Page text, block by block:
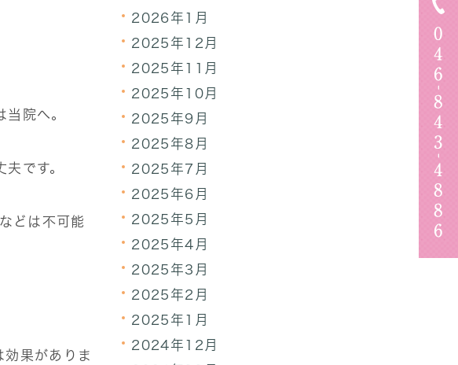
院へ。
です。
どは不可能
果がありま
2026年1月
2025年12月
2025年11月
2025年10月
2025年9月
2025年8月
2025年7月
2025年6月
2025年5月
2025年4月
2025年3月
2025年2月
2025年1月
2024年12月